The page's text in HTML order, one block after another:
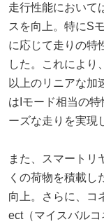
走行性能において
スを向上。特にS
に応じて走りの特
した。これにより
以上のリニアな加
はIモード相当の
ーズな走りを実現
また、スマートリ
くの荷物を積載し
向上。さらに、コ
ect（マイスバル